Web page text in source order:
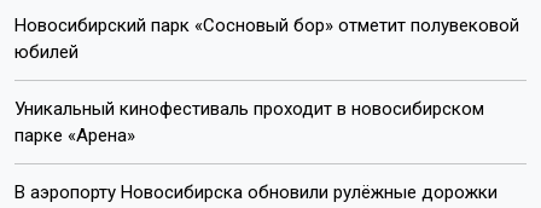
Новосибирский парк «Сосновый бор» отметит полувековой
юбилей
Уникальный кинофестиваль проходит в новосибирском
парке «Арена»
В аэропорту Новосибирска обновили рулёжные дорожки